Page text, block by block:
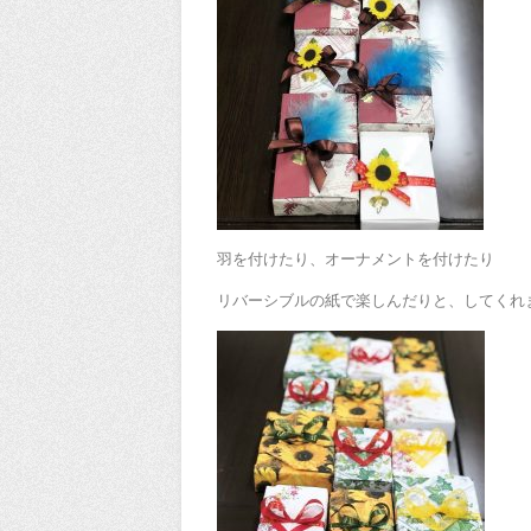
羽を付けたり、オーナメントを付けたり
リバーシブルの紙で楽しんだりと、してくれ